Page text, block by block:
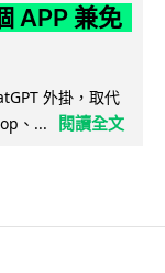
APP 兼免
外掛，取代
、...
閱讀全文